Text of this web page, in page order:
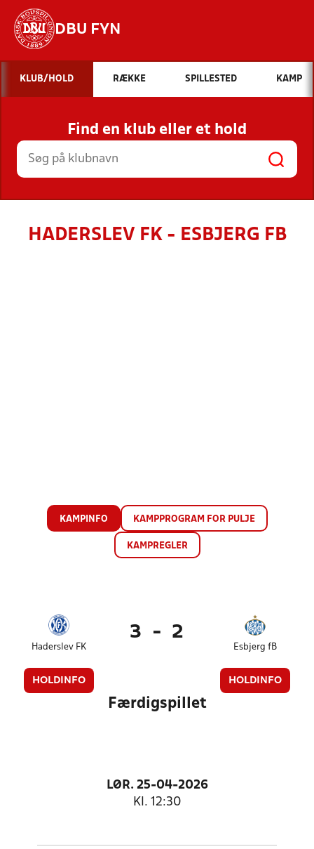
DBU FYN
Hvad vil du søge efter?
INDHOLD OG NYHEDER
STILLINGER, RESULTATER, KLUBBER OG
HOLD
KLUB/HOLD RÆKKE SPILLESTED KAMP
Find en klub eller et hold
HADERSLEV FK - ESBJERG FB
KAMPINFO KAMPPROGRAM FOR PULJE
KAMPREGLER
Haderslev FK
HOLDINFO
3 - 2
Esbjerg fB
HOLDINFO
Færdigspillet
LØR. 25-04-2026
Kl. 12:30